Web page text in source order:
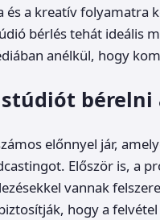
a kreatív folyamatra
bérlés tehát ideális
anélkül, hogy
bérelni
előnnyel jár,
Először is, a
vannak
hogy a